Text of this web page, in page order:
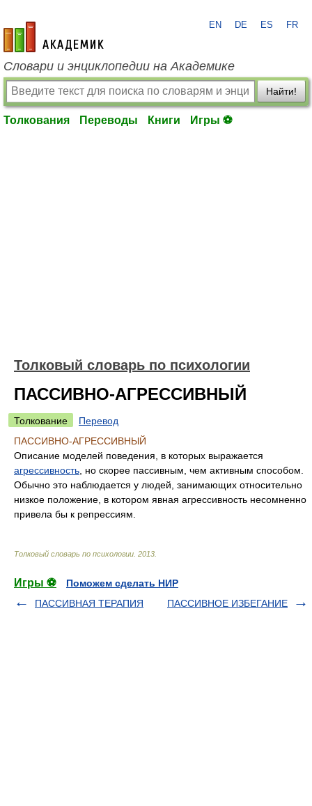
academic.ru
EN DE ES FR
Словари и энциклопедии на Академике
Найти!
Толкования Переводы Книги Игры ⚽
Толковый словарь по психологии
ПАССИВНО-АГРЕССИВНЫЙ
Толкование
Перевод
ПАССИВНО-АГРЕССИВНЫЙ
Описание моделей поведения, в которых выражается
агрессивность , но скорее пассивным, чем активным способом.
Обычно это наблюдается у людей, занимающих относительно
низкое положение, в котором явная агрессивность несомненно
привела бы к репрессиям.
Толковый словарь по психологии 2013
Игры ⚽
Поможем сделать НИР
ПАССИВНАЯ ТЕРАПИЯ
ПАССИВНОЕ ИЗБЕГАНИЕ